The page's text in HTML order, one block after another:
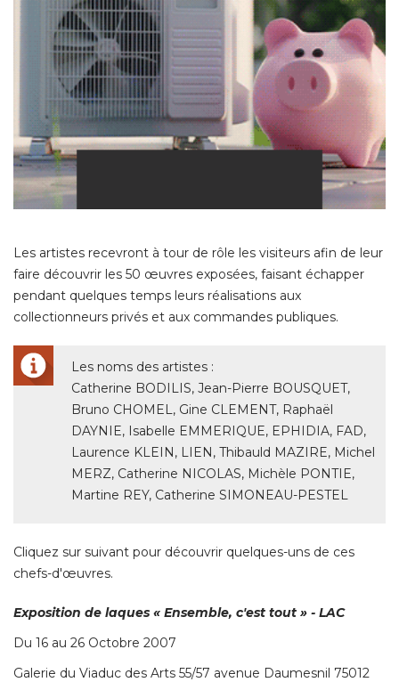
Les artistes recevront à tour de rôle les visiteurs afin de leur
faire découvrir les 50 œuvres exposées, faisant échapper
pendant quelques temps leurs réalisations aux
collectionneurs privés et aux commandes publiques.
Les noms des artistes :
Catherine BODILIS, Jean-Pierre BOUSQUET,
Bruno CHOMEL, Gine CLEMENT, Raphaël
DAYNIE, Isabelle EMMERIQUE, EPHIDIA, FAD,
Laurence KLEIN, LIEN, Thibauld MAZIRE, Michel
MERZ, Catherine NICOLAS, Michèle PONTIE,
Martine REY, Catherine SIMONEAU-PESTEL
Cliquez sur suivant pour découvrir quelques-uns de ces
chefs-d'œuvres.
Exposition de laques « Ensemble, c'est tout » - LAC
Du 16 au 26 Octobre 2007
Galerie du Viaduc des Arts 55/57 avenue Daumesnil 75012